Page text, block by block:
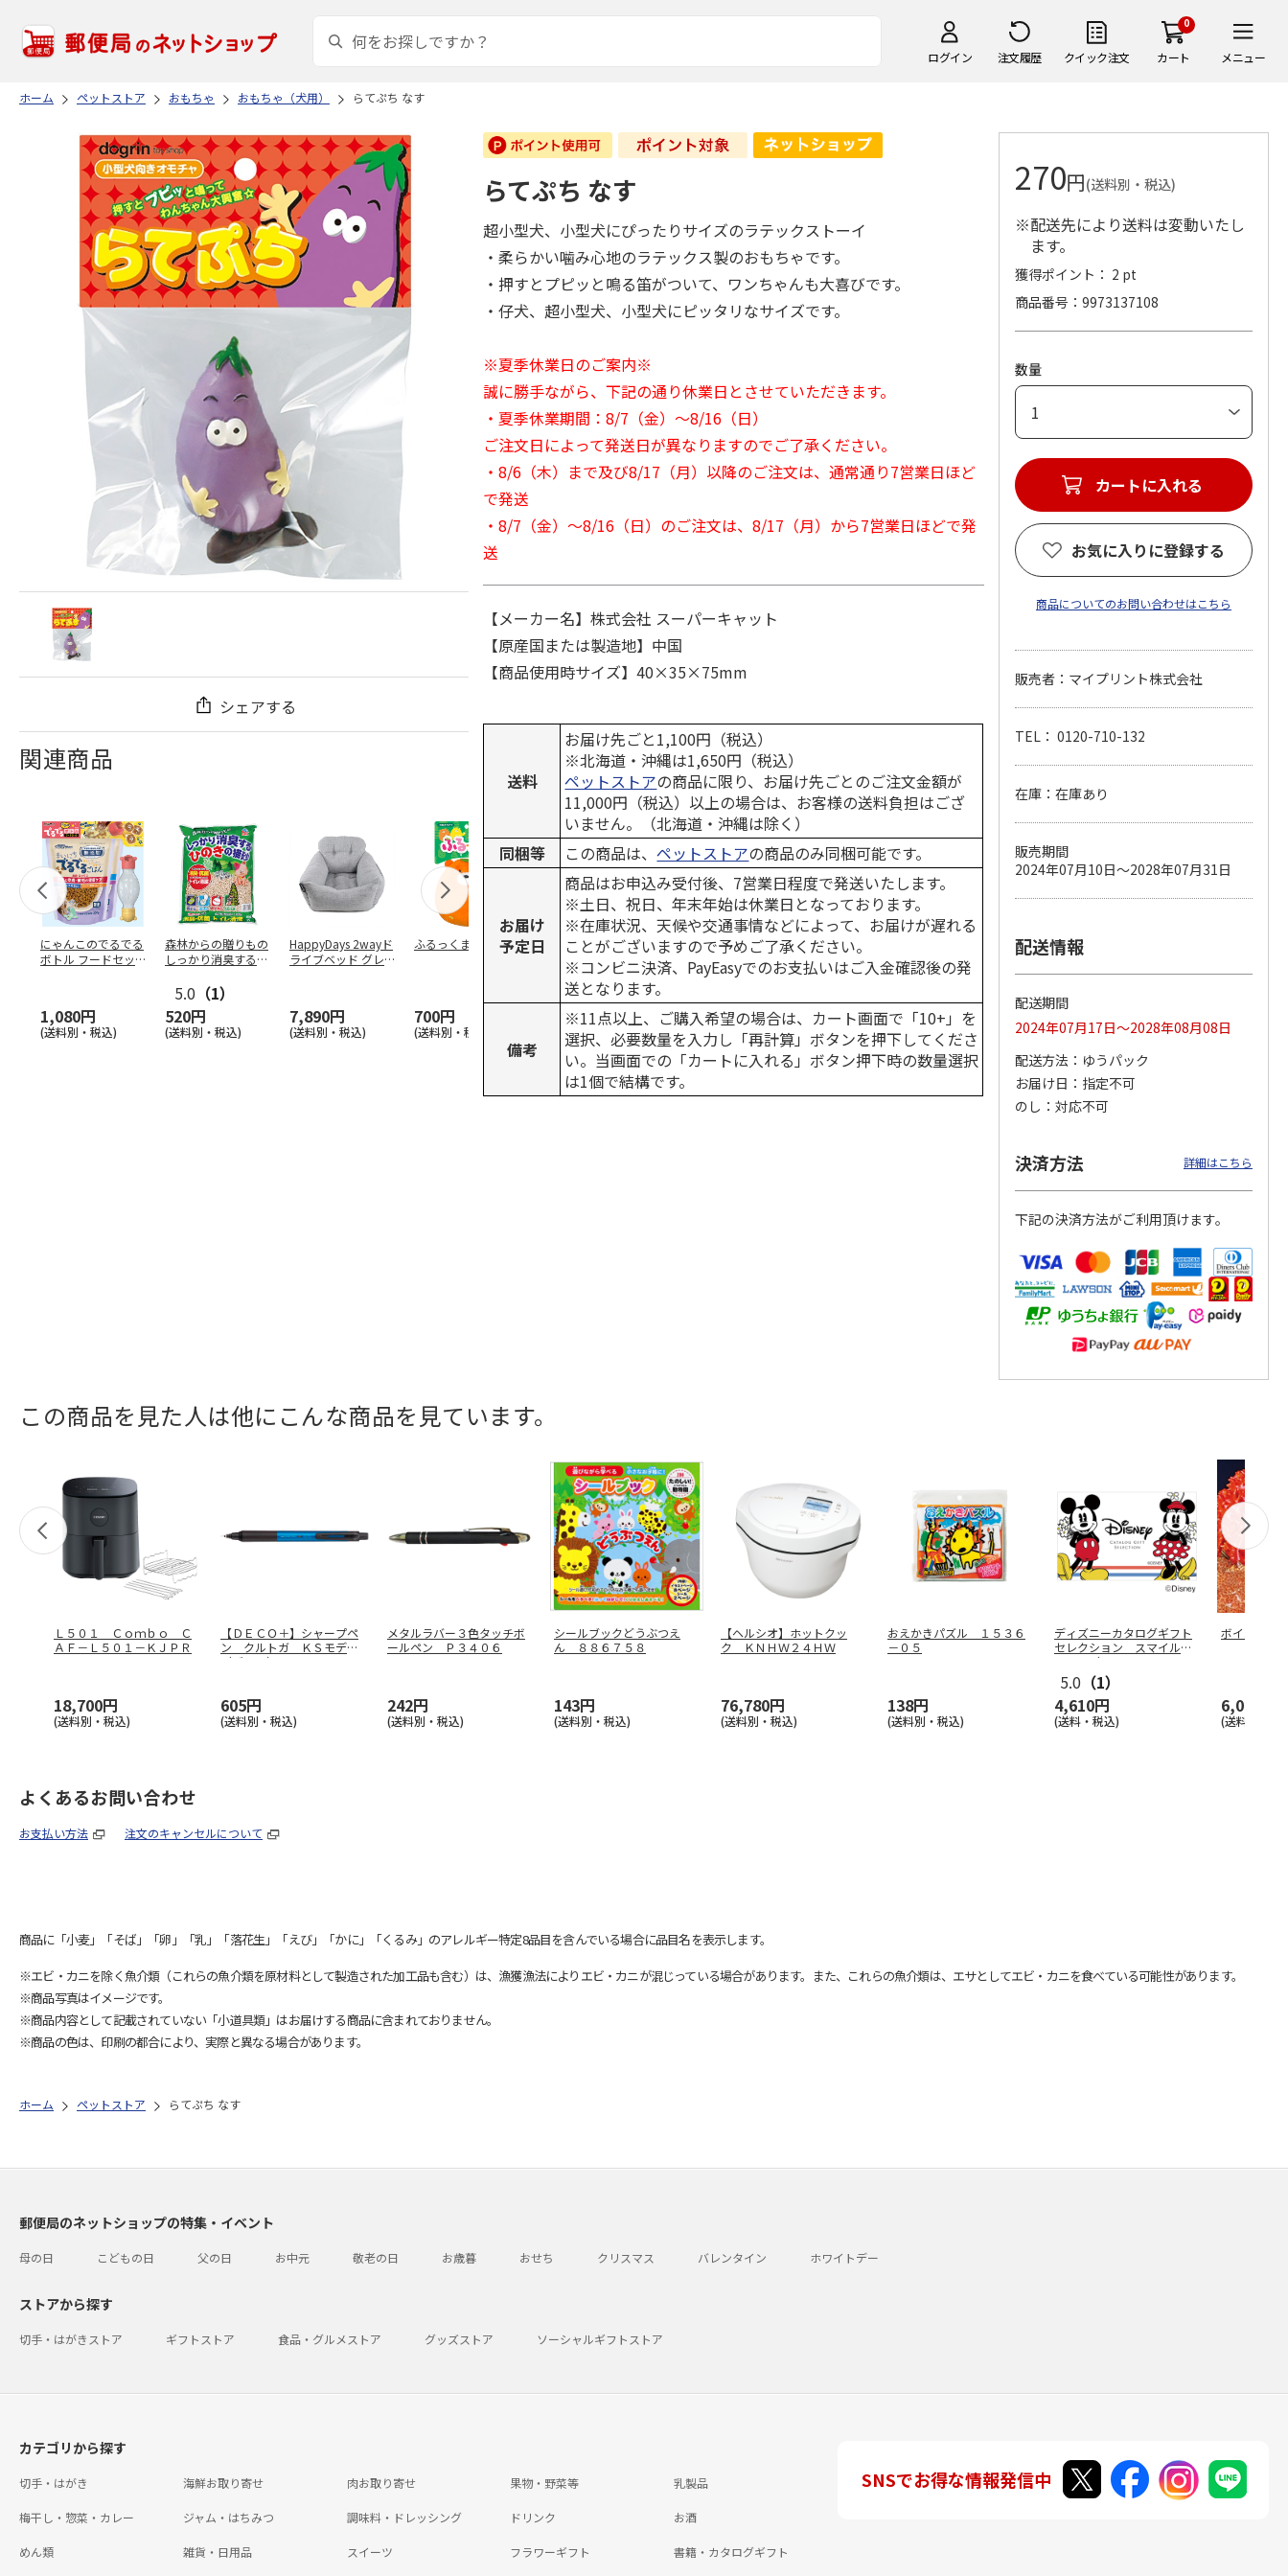
ログイン 注文履歴 クイック注文
0
カート メニュー
ホーム ペットストア おもちゃ おもちゃ（犬用） らてぷち なす
シェアする
関連商品
にゃんこのでるでる
ボトル フードセッ
1,080円
(送料別・税込)
森林からの贈りもの
しっかり消臭するひ
5.0 （1）
520円
(送料別・税込)
HappyDays 2wayド
ライブベッド グレ
7,890円
(送料別・税込)
ふるっくま みかん
700円
(送料別・税込)
デオトイレ 飛び散
らない消臭・抗菌サ
ンド 4L
1,320円
(送料別・税込)
獣医師開発 ニオイ
をとる砂専用 猫ト
イレ ナチュラルグ
1,550円
(送料別・税込)
無添加良品 カムカ
ムデンタルコーン
ぐるぐるボーン型 S
470円
(送料別・税込)
チ 健康に育つ子ね
こ用 まぐろ・かつ
120円
(送料別・税込)
ペット線香 虹のか
なた フルーティフ
ローラルの香り
590円
(送料別・税込)
えBOX とりささ…
380円
(送料別・税込)
らてぷち なす
超小型犬、小型犬にぴったりサイズのラテックストーイ
・柔らかい噛み心地のラテックス製のおもちゃです。
・押すとプピッと鳴る笛がついて、ワンちゃんも大喜びです。
・仔犬、超小型犬、小型犬にピッタリなサイズです。
※夏季休業日のご案内※
誠に勝手ながら、下記の通り休業日とさせていただきます。
・夏季休業期間：8/7（金）～8/16（日）
ご注文日によって発送日が異なりますのでご了承ください。
・8/6（木）まで及び8/17（月）以降のご注文は、通常通り7営業日ほど
で発送
・8/7（金）～8/16（日）のご注文は、8/17（月）から7営業日ほどで発
送
【メーカー名】株式会社 スーパーキャット
【原産国または製造地】中国
【商品使用時サイズ】40×35×75mm
送料
お届け先ごと1,100円（税込）
※北海道・沖縄は1,650円（税込）
ペットストアの商品に限り、お届け先ごとのご注文金額が
11,000円（税込）以上の場合は、お客様の送料負担はござ
いません。（北海道・沖縄は除く）
同梱等
この商品は、ペットストアの商品のみ同梱可能です。
お届け
予定日
商品はお申込み受付後、7営業日程度で発送いたします。
※土日、祝日、年末年始は休業日となっております。
※在庫状況、天候や交通事情などによって、お届けが遅れる
ことがございますので予めご了承ください。
※コンビニ決済、PayEasyでのお支払いはご入金確認後の発
送となります。
備考
※11点以上、ご購入希望の場合は、カート画面で「10+」を
選択、必要数量を入力し「再計算」ボタンを押下してくださ
い。当画面での「カートに入れる」ボタン押下時の数量選択
は1個で結構です。
270円(送料別・税込)
※配送先により送料は変動いたし
ます。
獲得ポイント： 2 pt
商品番号
9973137108
数量
カートに入れる
お気に入りに登録する
商品についてのお問い合わせはこちら
販売者：マイプリント株式会社
TEL： 0120-710-132
在庫：在庫あり
販売期間
2024年07月10日～2028年07月31日
配送情報
配送期間
2024年07月17日～2028年08月08日
配送方法
ゆうパック
お届け日
指定不可
のし
対応不可
決済方法 詳細はこちら
下記の決済方法がご利用頂けます。
この商品を見た人は他にこんな商品を見ています。
Ｌ５０１ Ｃｏｍｂｏ Ｃ
ＡＦ－Ｌ５０１－ＫＪＰＲ
18,700円
(送料別・税込)
【ＤＥＣＯ＋】シャープペ
ン クルトガ ＫＳモデル
（ブルー）
605円
(送料別・税込)
メタルラバー３色タッチボ
ールペン Ｐ３４０６
242円
(送料別・税込)
シールブックどうぶつえ
ん ８８６７５８
143円
(送料別・税込)
【ヘルシオ】ホットクッ
ク ＫＮＨＷ２４ＨＷ
76,780円
(送料別・税込)
おえかきパズル １５３６
－０５
138円
(送料別・税込)
ディズニーカタログギフト
セレクション スマイル
コース（ｅ
5.0 （1）
4,610円
(送料・税込)
ボイル花咲
6,000円
(送料・税込)
よくあるお問い合わせ
お支払い方法 注文のキャンセルについて
商品に「小麦」「そば」「卵」「乳」「落花生」「えび」「かに」「くるみ」のアレルギー特定8品目を含んでいる場合に品目名を表示します。
※エビ・カニを除く魚介類（これらの魚介類を原材料として製造された加工品も含む）は、漁獲漁法によりエビ・カニが混じっている場合があります。また、これらの魚介類は、エサとしてエビ・カニを食べている可能性があります。
※商品写真はイメージです。
※商品内容として記載されていない「小道具類」はお届けする商品に含まれておりません。
※商品の色は、印刷の都合により、実際と異なる場合があります。
ホーム ペットストア らてぷち なす
郵便局のネットショップの特集・イベント
母の日 こどもの日 父の日 お中元 敬老の日 お歳暮 おせち クリスマス バレンタイン ホワイトデー
ストアから探す
切手・はがきストア ギフトストア 食品・グルメストア グッズストア ソーシャルギフトストア
カテゴリから探す
切手・はがき 海鮮お取り寄せ 肉お取り寄せ 果物・野菜等 乳製品
梅干し・惣菜・カレー ジャム・はちみつ 調味料・ドレッシング ドリンク お酒
めん類 雑貨・日用品 スイーツ フラワーギフト 書籍・カタログギフト
SNSでお得な情報発信中